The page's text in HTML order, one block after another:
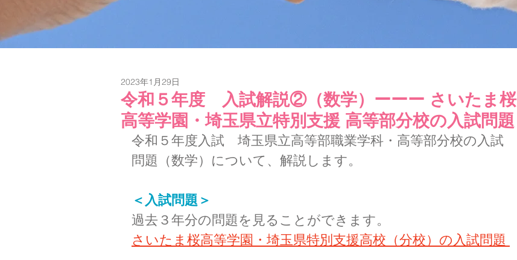
令和５年度 入試解説②（数学）ーーー さいたま桜
高等学園・埼玉県立特別支援 高等部分校の入試問題
2023年1月29日
令和５年度入試　埼玉県立高等部職業学科・高等部分校の入試
問題（数学）について、解説します。
＜入試問題＞
過去３年分の問題を見ることができます。
さいたま桜高等学園・埼玉県特別支援高校（分校）の入試問題